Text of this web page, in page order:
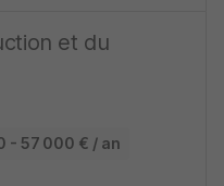
et du
- 57 000 € / an